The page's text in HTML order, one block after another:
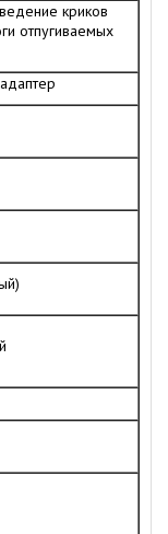
криков
отпугиваемых